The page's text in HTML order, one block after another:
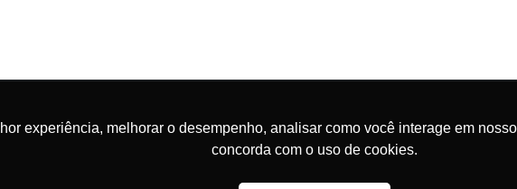
experiência, melhorar o desempenho, analisar como você interage em
concorda com o uso de cookies.
Nossa Política de Privacidade